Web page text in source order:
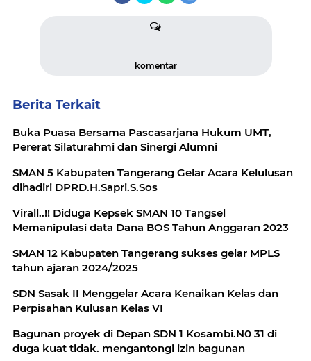
komentar
Berita Terkait
Buka Puasa Bersama Pascasarjana Hukum UMT,
Pererat Silaturahmi dan Sinergi Alumni
SMAN 5 Kabupaten Tangerang Gelar Acara Kelulusan
dihadiri DPRD.H.Sapri.S.Sos
Virall..!! Diduga Kepsek SMAN 10 Tangsel
Memanipulasi data Dana BOS Tahun Anggaran 2023
SMAN 12 Kabupaten Tangerang sukses gelar MPLS
tahun ajaran 2024/2025
SDN Sasak II Menggelar Acara Kenaikan Kelas dan
Perpisahan Kulusan Kelas VI
Bagunan proyek di Depan SDN 1 Kosambi.N0 31 di
duga kuat tidak. mengantongi izin bagunan